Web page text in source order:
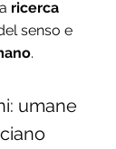
ricerca
senso e
.
umane